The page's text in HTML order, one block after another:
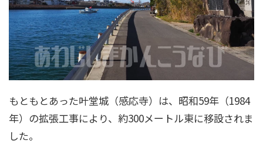
もともとあった叶堂城（感応寺）は、昭和59年（1984
年）の拡張工事により、約300メートル東に移設されま
した。